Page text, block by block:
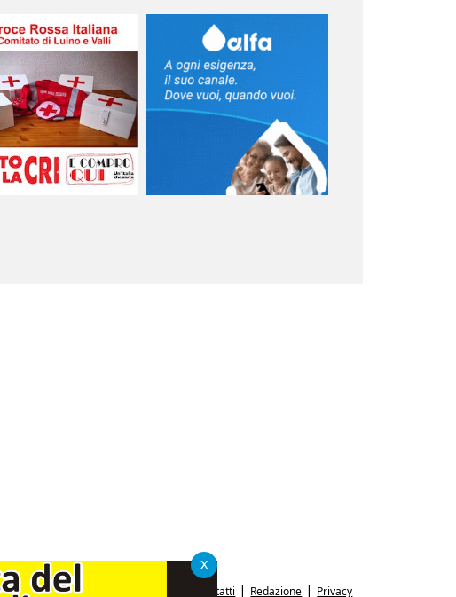
x
Contatti | Redazione | Privacy